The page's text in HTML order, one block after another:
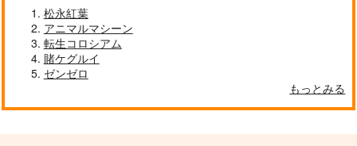
Polyphonix Countdo
wn vol.02
ADSRecordings
1,650 円（税込）
松永紅葉
アニマルマシーン
転生コロシアム
賭ケグルイ
ゼンゼロ
もっとみる